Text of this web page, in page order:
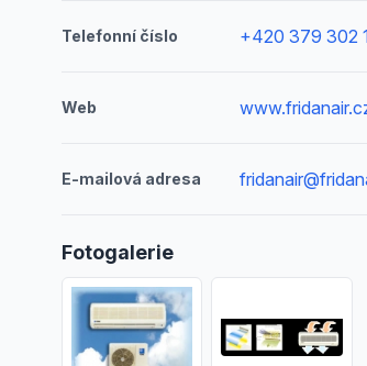
Telefonní číslo +420 379 302
Web
E-mailová adresa
Fotogalerie